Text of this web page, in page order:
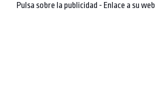
Pulsa sobre la publicidad - Enlace a su web